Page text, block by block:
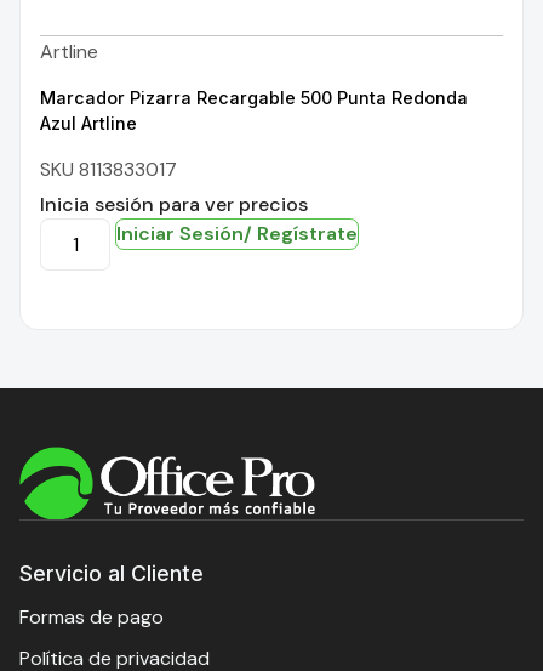
Artline
Marcador Pizarra Recargable 500 Punta Redonda
Azul Artline
SKU 8113833017
Inicia sesión para ver precios
Iniciar Sesión/ Regístrate
Servicio al Cliente
Formas de pago
Política de privacidad